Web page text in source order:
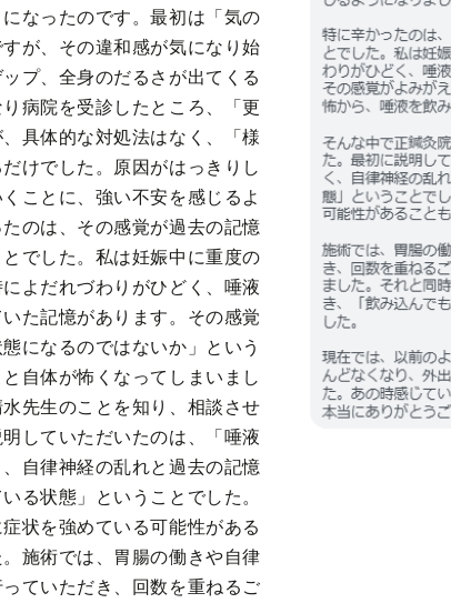
なったのです。最初は「気の
が、その違和感が気になり始
プ、全身のだるさが出てくる
病院を受診したところ、「更
具体的な対処法はなく、「様
けでした。原因がはっきりし
ことに、強い不安を感じるよ
のは、その感覚が過去の記憶
でした。私は妊娠中に重度の
よだれづわりがひどく、唾液
た記憶があります。その感覚
になるのではないか」という
自体が怖くなってしまいまし
先生のことを知り、相談させ
していただいたのは、「唾液
自律神経の乱れと過去の記憶
る状態」ということでした。
状を強めている可能性がある
施術では、胃腸の働きや自律
ていただき、回数を重ねるご